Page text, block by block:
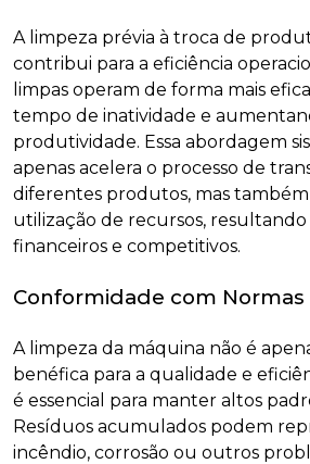
A limpeza prévia à troca de
contribui para a eficiência
limpas operam de forma mais
tempo de inatividade e
produtividade. Essa abordagem
apenas acelera o processo de
diferentes produtos, mas também
utilização de recursos,
financeiros e competitivos.
Conformidade com Normas
A limpeza da máquina não é
benéfica para a qualidade e
é essencial para manter altos
Resíduos acumulados podem
incêndio, corrosão ou outros